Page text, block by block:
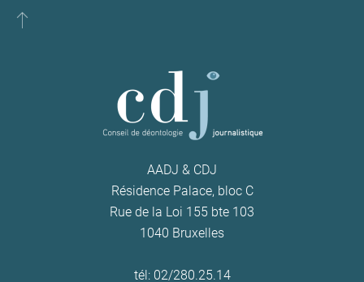
AADJ & CDJ
Résidence Palace, bloc C
Rue de la Loi 155 bte 103
1040 Bruxelles
tél: 02/280.25.14